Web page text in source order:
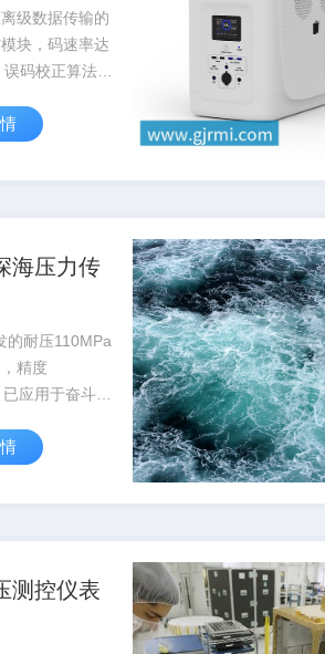
级数据传输的
块，码速率达
码校正算法提
通信...
海压力传
的耐压110MPa
精度
应用于奋斗者
测控仪表